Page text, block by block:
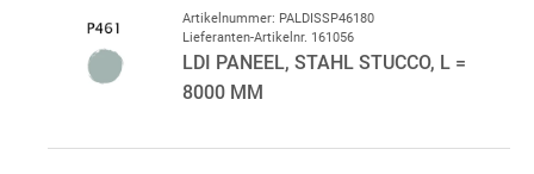
Bitte im Bemerkungsfeld beim Kauf angeben, wenn eine
andere Innenfarbe gewünscht wird.
Artikelnummer: PALDISSP46180
Lieferanten-Artikelnr. 161056
LDI PANEEL, STAHL STUCCO, L =
8000 MM